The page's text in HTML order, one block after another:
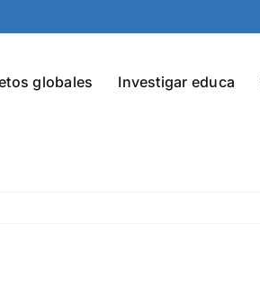
globales Investigar educa